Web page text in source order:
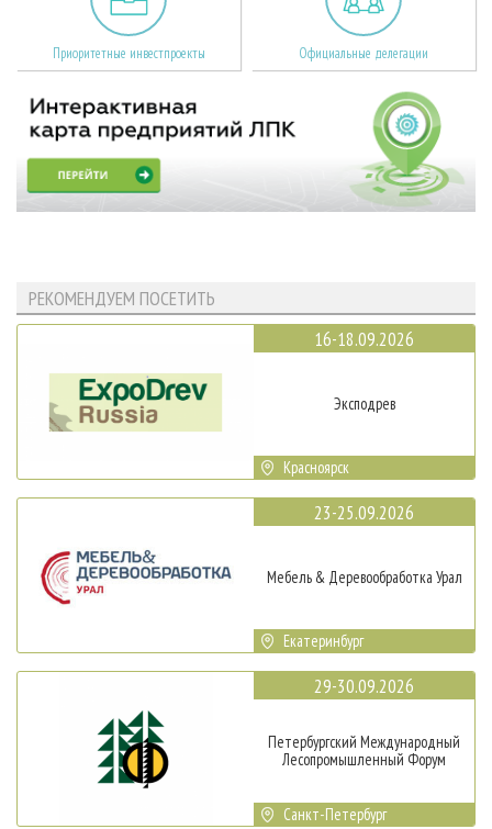
Приоритетные инвестпроекты Официальные делегации
РЕКОМЕНДУЕМ ПОСЕТИТЬ
16-18.09.2026
Эксподрев
Красноярск
23-25.09.2026
Мебель & Деревообработка Урал
Екатеринбург
29-30.09.2026
Петербургский Международный
Лесопромышленный Форум
Санкт-Петербург